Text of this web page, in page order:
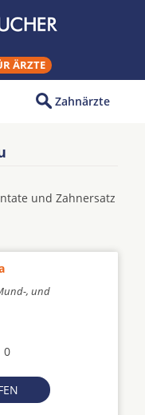
ÄRZTE
Zahnärzte
und Zahnersatz
, und
0